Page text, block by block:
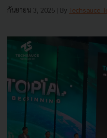
กันยายน 3, 2025 | By Techsauce